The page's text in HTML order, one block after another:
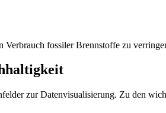
fossiler Brennstoffe zu
zur Datenvisualisierung. Zu den